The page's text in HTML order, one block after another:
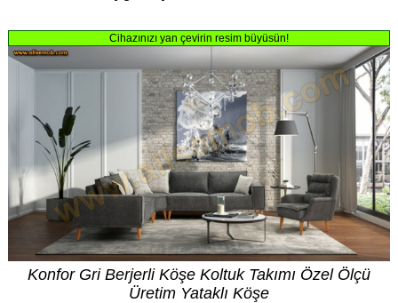
Cihazınızı yan çevirin resim büyüsün!
Konfor Gri Berjerli Köşe Koltuk Takımı Özel Ölçü
Üretim Yataklı Köşe